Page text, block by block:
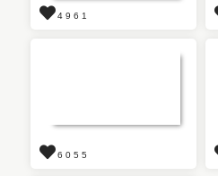
4961
6055